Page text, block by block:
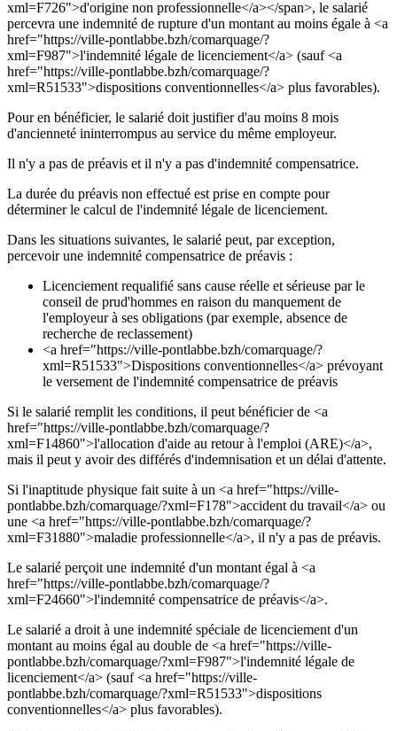
xml=F726">d'origine non professionnelle</a></span>, le salarié
percevra une indemnité de rupture d'un montant au moins égale à <a
href="https://ville-pontlabbe.bzh/comarquage/?
xml=F987">l'indemnité légale de licenciement</a> (sauf <a
href="https://ville-pontlabbe.bzh/comarquage/?
xml=R51533">dispositions conventionnelles</a> plus favorables).
Pour en bénéficier, le salarié doit justifier d'au moins 8 mois
d'ancienneté ininterrompus au service du même employeur.
Il n'y a pas de préavis et il n'y a pas d'indemnité compensatrice.
La durée du préavis non effectué est prise en compte pour
déterminer le calcul de l'indemnité légale de licenciement.
Dans les situations suivantes, le salarié peut, par exception,
percevoir une indemnité compensatrice de préavis :
Licenciement requalifié sans cause réelle et sérieuse par le
conseil de prud'hommes en raison du manquement de
l'employeur à ses obligations (par exemple, absence de
recherche de reclassement)
<a href="https://ville-pontlabbe.bzh/comarquage/?
xml=R51533">Dispositions conventionnelles</a> prévoyant
le versement de l'indemnité compensatrice de préavis
Si le salarié remplit les conditions, il peut bénéficier de <a
href="https://ville-pontlabbe.bzh/comarquage/?
xml=F14860">l'allocation d'aide au retour à l'emploi (ARE)</a>,
mais il peut y avoir des différés d'indemnisation et un délai d'attente.
Si l'inaptitude physique fait suite à un <a href="https://ville-
pontlabbe.bzh/comarquage/?xml=F178">accident du travail</a> ou
une <a href="https://ville-pontlabbe.bzh/comarquage/?
xml=F31880">maladie professionnelle</a>, il n'y a pas de préavis.
Le salarié perçoit une indemnité d'un montant égal à <a
href="https://ville-pontlabbe.bzh/comarquage/?
xml=F24660">l'indemnité compensatrice de préavis</a>.
Le salarié a droit à une indemnité spéciale de licenciement d'un
montant au moins égal au double de <a href="https://ville-
pontlabbe.bzh/comarquage/?xml=F987">l'indemnité légale de
licenciement</a> (sauf <a href="https://ville-
pontlabbe.bzh/comarquage/?xml=R51533">dispositions
conventionnelles</a> plus favorables).